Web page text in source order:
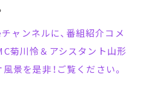
ャンネルに、番組紹介コメ
菊川怜＆アシスタント山形
景を是非！ご覧ください。